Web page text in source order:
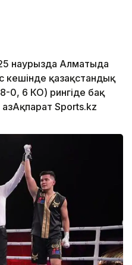
наурызда Алматыда
кешінде қазақстандық
0, 6 КО) рингіде бақ
Sports.kz